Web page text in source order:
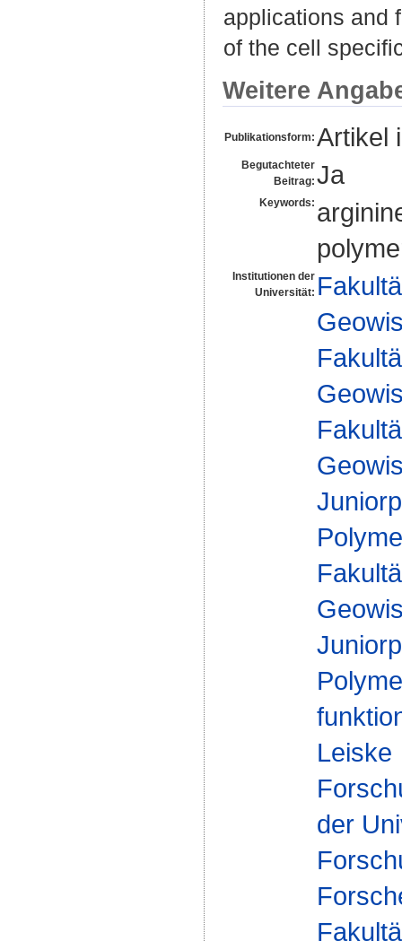
applications and
of the cell
Weitere
Publikationsform: Artikel
Begutachteter
Beitrag: Ja
Keywords:
Institutionen der
Universität:
Leiske
der